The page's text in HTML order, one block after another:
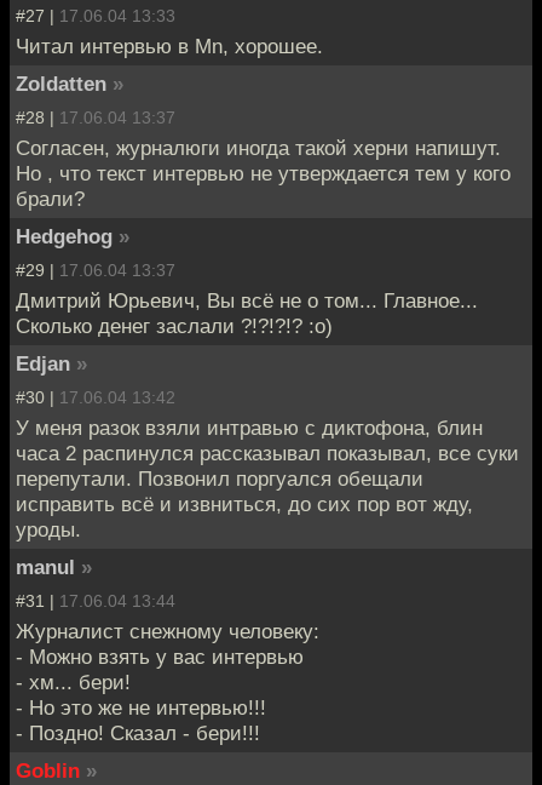
#27 | 17.06.04 13:33
Читал интервью в Mn, хорошее.
Zoldatten »
#28 | 17.06.04 13:37
Согласен, журналюги иногда такой херни напишут.
Но , что текст интервью не утверждается тем у кого
брали?
Hedgehog »
#29 | 17.06.04 13:37
Дмитрий Юрьевич, Вы всё не о том... Главное...
Сколько денег заслали ?!?!?!? :о)
Edjan »
#30 | 17.06.04 13:42
У меня разок взяли интравью с диктофона, блин
часа 2 распинулся рассказывал показывал, все суки
перепутали. Позвонил поргуался обещали
исправить всё и извниться, до сих пор вот жду,
уроды.
manul »
#31 | 17.06.04 13:44
Журналист снежному человеку:
- Можно взять у вас интервью
- хм... бери!
- Но это же не интервью!!!
- Поздно! Сказал - бери!!!
Goblin »